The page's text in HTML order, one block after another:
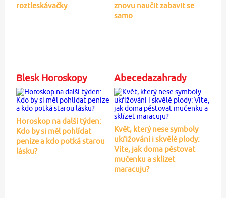
roztleskávačky
znovu naučit zabavit se
samo
Blesk Horoskopy
Horoskop na další týden:
Kdo by si měl pohlídat
peníze a kdo potká starou
lásku?
Abecedazahrady
Květ, který nese symboly
ukřižování i skvělé plody:
Víte, jak doma pěstovat
mučenku a sklízet
maracuju?